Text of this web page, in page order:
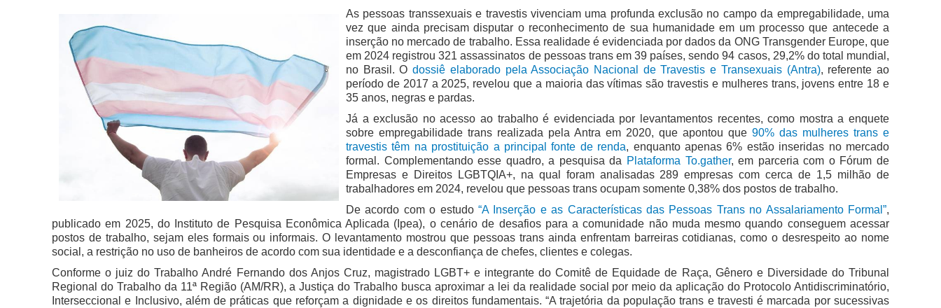
As pessoas transsexuais e travestis vivenciam uma profunda exclusão no campo da empregabilidade, uma
vez que ainda precisam disputar o reconhecimento de sua humanidade em um processo que antecede a
inserção no mercado de trabalho. Essa realidade é evidenciada por dados da ONG Transgender Europe, que
em 2024 registrou 321 assassinatos de pessoas trans em 39 países, sendo 94 casos, 29,2% do total mundial,
no Brasil. Odossiê elaborado pela Associação Nacional de Travestis e Transexuais (Antra), referente ao
período de 2017 a 2025, revelou que a maioria das vítimas são travestis e mulheres trans, jovens entre 18 e
35 anos, negras e pardas.
Já a exclusão no acesso ao trabalho é evidenciada por levantamentos recentes, como mostra a enquete
sobre empregabilidade trans realizada pela Antra em 2020, que apontou que 90% das mulheres trans e
travestis têm na prostituição a principal fonte de renda, enquanto apenas 6% estão inseridas no mercado
formal. Complementando esse quadro, a pesquisa da Plataforma To.gather, em parceria com o Fórum de
Empresas e Direitos LGBTQIA+, na qual foram analisadas 289 empresas com cerca de 1,5 milhão de
trabalhadores em 2024, revelou que pessoas trans ocupam somente 0,38% dos postos de trabalho.
De acordo com o estudo “A Inserção e as Características das Pessoas Trans no Assalariamento Formal”,
publicado em 2025, do Instituto de Pesquisa Econômica Aplicada (Ipea), o cenário de desafios para a comunidade não muda mesmo quando conseguem acessar
postos de trabalho, sejam eles formais ou informais. O levantamento mostrou que pessoas trans ainda enfrentam barreiras cotidianas, como o desrespeito ao nome
social, a restrição no uso de banheiros de acordo com sua identidade e a desconfiança de chefes, clientes e colegas.
Conforme o juiz do Trabalho André Fernando dos Anjos Cruz, magistrado LGBT+ e integrante do Comitê de Equidade de Raça, Gênero e Diversidade do Tribunal
Regional do Trabalho da 11ª Região (AM/RR), a Justiça do Trabalho busca aproximar a lei da realidade social por meio da aplicação do Protocolo Antidiscriminatório,
Interseccional e Inclusivo, além de práticas que reforçam a dignidade e os direitos fundamentais. “A trajetória da população trans e travesti é marcada por sucessivas